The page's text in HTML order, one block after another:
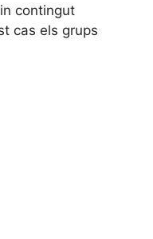
contingut
cas els grups